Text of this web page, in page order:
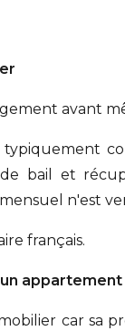
avant
bail et
n'est
français.
appartement
car sa